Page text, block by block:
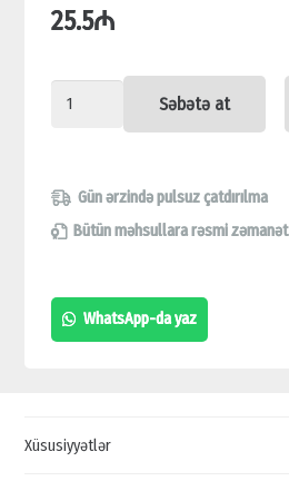
25.5₼
TS-
KABELİ,
6-
AVİASİYA
KABELİ,
Səbətə at
Gün ərzində pulsuz çatdırılma
Bütün məhsullara rəsmi zəmanət
WhatsApp-da yaz
Xüsusiyyətlər